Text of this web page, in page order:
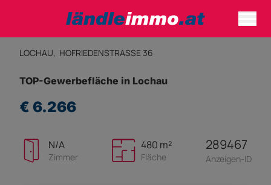
LOCHAU, HOFRIEDENSTRASSE 36
TOP-Gewerbefläche in Lochau
€ 6.266
N/A
Zimmer
480 m²
Fläche
289467
Anzeigen-ID